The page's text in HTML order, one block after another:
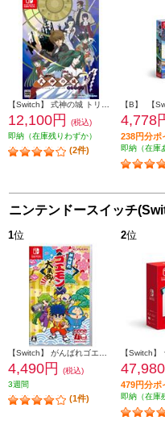
12,100円
(税込)
即納（在庫残りわずか）
(2件)
4,778
238円分ポ
即納（在庫
ニンテンドースイッチ
1位
4,490円
(税込)
3週間
(1件)
2位
479円分ポ
即納（在庫